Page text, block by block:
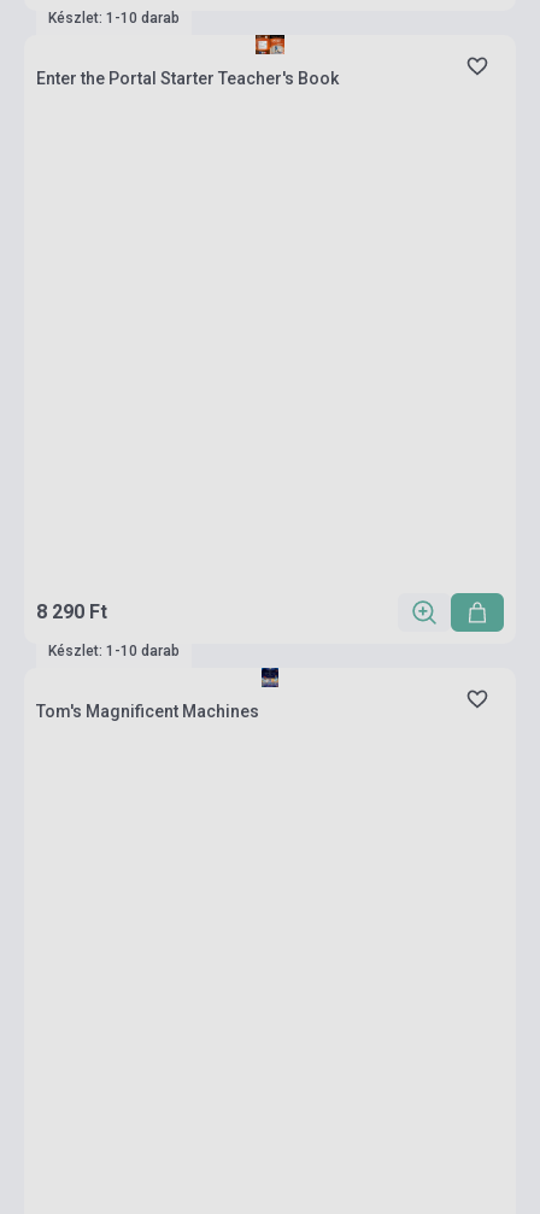
Készlet: 1-10 darab
Enter the Portal Starter Teacher's Book
8 290 Ft
Készlet: 1-10 darab
Tom's Magnificent Machines